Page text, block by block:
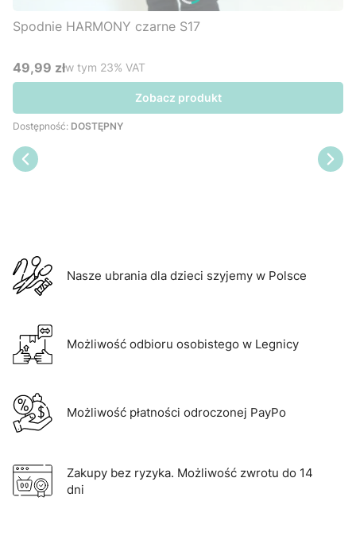
Spodnie HARMONY czarne S17
Cena brutto
49,99 złw tym %s VAT
w tym 23% VAT
Zobacz produkt
Dostępność: DOSTĘPNY
Nasze ubrania dla dzieci szyjemy w Polsce
Możliwość odbioru osobistego w Legnicy
Możliwość płatności odroczonej PayPo
Zakupy bez ryzyka. Możliwość zwrotu do 14
dni